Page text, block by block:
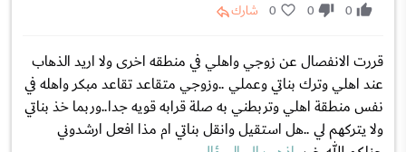
0
0
0 شارك
قررت الانفصال عن زوجي واهلي في منطقه اخرى ولا اريد الذهاب
عند اهلي وترك بناتي وعملي ..وزوجي متقاعد تقاعد مبكر واهله في
نفس منطقة اهلي وتربطني به صلة قرابه قويه جدا..وربما خذ بناتي
ولا يتركهم لي ..هل استقيل وانقل بناتي ام مذا افعل ارشدوني